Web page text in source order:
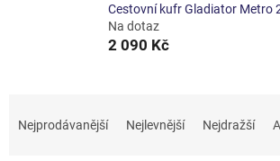
Cestovní kufr Gladiator Metro
Na dotaz
2 090 Kč
Nejprodávanější Nejlevnější Nejdražší